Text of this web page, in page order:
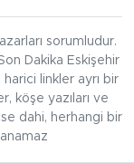
sorumludur.
Dakika Eskişehir
linkler ayrı bir
köşe yazıları ve
dahi, herhangi bir